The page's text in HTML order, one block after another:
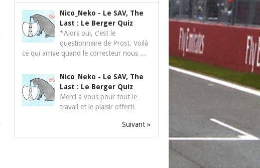
Nico_Neko - Le SAV, The
Last : Le Berger Quiz
*Alors oui, c'est le
questionnaire de Prost. Voilà
ce qui arrive quand le correcteur nous ...
Nico_Neko - Le SAV, The
Last : Le Berger Quiz
Merci à vous pour tout le
travail et le plaisir offert!
Suivant »